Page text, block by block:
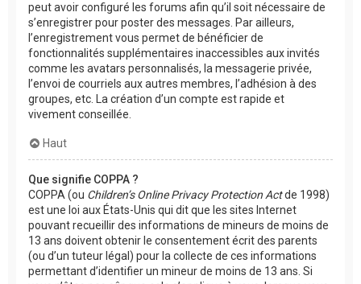
peut avoir configuré les forums afin qu’il soit nécessaire de
s’enregistrer pour poster des messages. Par ailleurs,
l’enregistrement vous permet de bénéficier de
fonctionnalités supplémentaires inaccessibles aux invités
comme les avatars personnalisés, la messagerie privée,
l’envoi de courriels aux autres membres, l’adhésion à des
groupes, etc. La création d’un compte est rapide et
vivement conseillée.
Haut
Que signifie COPPA ?
COPPA (ou Children’s Online Privacy Protection Actde 1998)
est une loi aux États-Unis qui dit que les sites Internet
pouvant recueillir des informations de mineurs de moins de
13 ans doivent obtenir le consentement écrit des parents
(ou d’un tuteur légal) pour la collecte de ces informations
permettant d’identifier un mineur de moins de 13 ans. Si